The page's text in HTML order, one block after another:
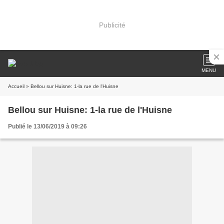
Publicité
MENU
Accueil » Bellou sur Huisne: 1-la rue de l'Huisne
Bellou sur Huisne: 1-la rue de l'Huisne
Publié le 13/06/2019 à 09:26